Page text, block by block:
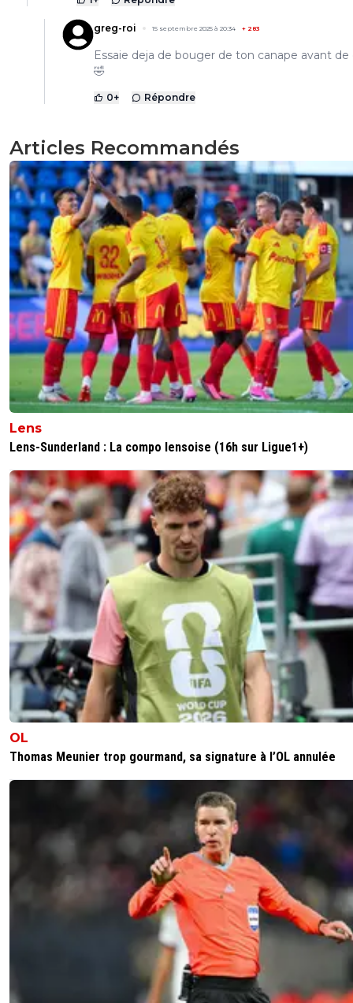
greg-roi 15 septembre 2025 à 20:34 + 283
Essaie deja de bouger de ton canape avant de
🤣
0+ Répondre
Articles Recommandés
Lens
Lens-Sunderland : La compo lensoise (16h sur Ligue1+)
OL
Thomas Meunier trop gourmand, sa signature à l’OL annulée